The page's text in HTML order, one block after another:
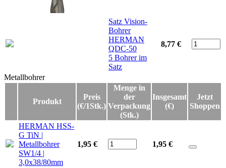
Satz Vision-
Bohrer
HERMAN
QDC-50
5 Bohrer im
Satz
8,77 €
Metallbohrer
Metallbohrer
Produkt
Preis
(€/1Stk.)
Menge in
der
Verpackung
(Stk.)
Insgesamt
(€)
Jetzt
Shoppen
HERMAN HSS-
G TiN |
Metallbohrer
SW1/4 |
3,0x38/80mm
1,95 € 1,95 €